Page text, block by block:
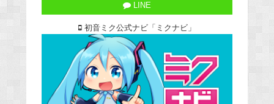
LINE
初音ミク公式ナビ「ミクナビ」